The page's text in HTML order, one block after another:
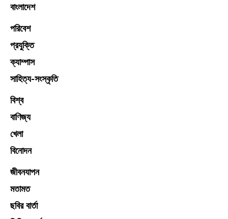
বাংলাদেশ
পরিবেশ
প্রযুক্তি
ক্যাম্পাস
সাহিত্য-সংস্কৃতি
বিশ্ব
বাণিজ্য
খেলা
বিনোদন
জীবনযাপন
মতামত
ছবির বার্তা